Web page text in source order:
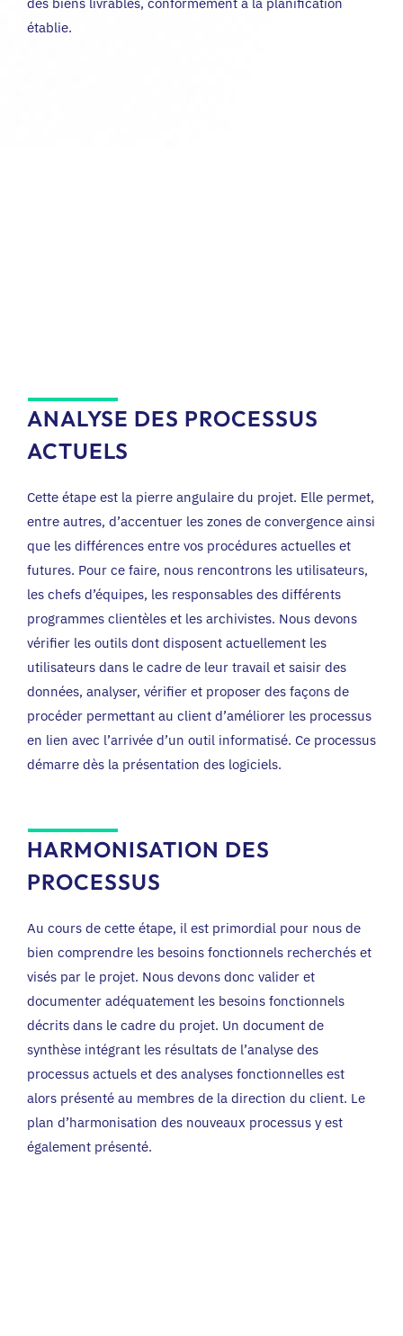
établie.
ANALYSE DES PROCESSUS
ACTUELS
Cette étape est la pierre angulaire du projet. Elle permet,
entre autres, d’accentuer les zones de convergence ainsi
que les différences entre vos procédures actuelles et
futures. Pour ce faire, nous rencontrons les utilisateurs,
les chefs d’équipes, les responsables des différents
programmes clientèles et les archivistes. Nous devons
vérifier les outils dont disposent actuellement les
utilisateurs dans le cadre de leur travail et saisir des
données, analyser, vérifier et proposer des façons de
procéder permettant au client d’améliorer les processus
en lien avec l’arrivée d’un outil informatisé. Ce processus
démarre dès la présentation des logiciels.
HARMONISATION DES
PROCESSUS
Au cours de cette étape, il est primordial pour nous de
bien comprendre les besoins fonctionnels recherchés et
visés par le projet. Nous devons donc valider et
documenter adéquatement les besoins fonctionnels
décrits dans le cadre du projet. Un document de
synthèse intégrant les résultats de l’analyse des
processus actuels et des analyses fonctionnelles est
alors présenté au membres de la direction du client. Le
plan d’harmonisation des nouveaux processus y est
également présenté.